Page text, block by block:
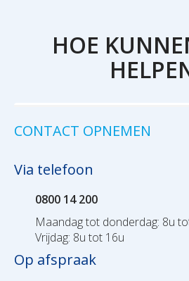
HOE
CONTACT OPNEMEN
Via telefoon
0800 14 200
Maandag tot donderdag: 8u
Vrijdag: 8u tot 16u
Op afspraak